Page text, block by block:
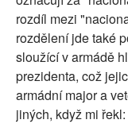
rozdíl mezi
rozdělení jde také
sloužící v armádě
prezidenta, což
armádní major a
jiných, když mi